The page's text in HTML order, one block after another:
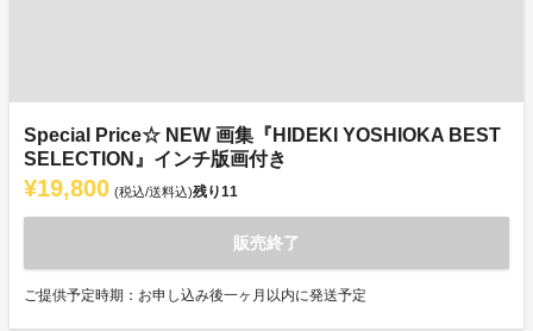
Special Price☆ NEW 画集『HIDEKI YOSHIOKA BEST
SELECTION』インチ版画付き
¥19,800 (税込/送料込)残り11
販売終了
ご提供予定時期：お申し込み後一ヶ月以内に発送予定